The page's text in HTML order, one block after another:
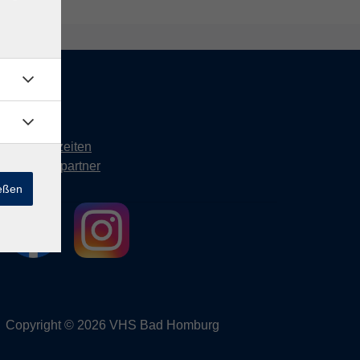
Kontakt
Öffnungszeiten
Ansprechpartner
Copyright © 2026 VHS Bad Homburg